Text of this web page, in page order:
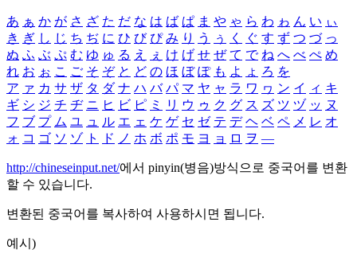
あ ぁ か が さ ざ た だ な は ば ぱ ま や ゃ ら わ ゎ ん い ぃ
き ぎ し じ ち ぢ に ひ び ぴ み り う ぅ く ぐ す ず つ づ っ
ぬ ふ ぶ ぷ む ゆ ゅ る え ぇ け げ せ ぜ て で ね へ べ ぺ め
れ お ぉ こ ご そ ぞ と ど の ほ ぼ ぽ も よ ょ ろ を
ア ァ カ サ ザ タ ダ ナ ハ バ パ マ ヤ ャ ラ ワ ヮ ン イ ィ キ
ギ シ ジ チ ヂ ニ ヒ ビ ピ ミ リ ウ ゥ ク グ ス ズ ツ ヅ ッ ヌ
フ ブ プ ム ユ ュ ル エ ェ ケ ゲ セ ゼ テ デ ヘ ベ ペ メ レ オ
ォ コ ゴ ソ ゾ ト ド ノ ホ ボ ポ モ ヨ ョ ロ ヲ ―
http://chineseinput.net/에서 pinyin(병음)방식으로 중국어를 변환
할 수 있습니다.
변환된 중국어를 복사하여 사용하시면 됩니다.
예시)